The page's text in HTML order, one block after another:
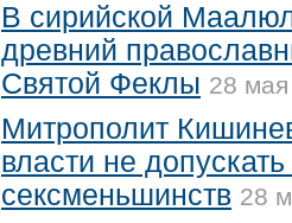
В сирийской
древний
Святой Феклы 28
Митрополит
власти не
сексменьшинств 28